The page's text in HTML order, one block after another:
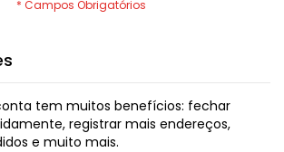
tem muitos benefícios: fechar
registrar mais endereços,
e muito mais.